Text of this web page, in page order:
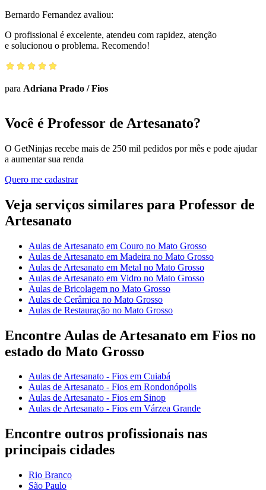
Bernardo Fernandez avaliou:
O profissional é excelente, atendeu com rapidez, atenção
e solucionou o problema. Recomendo!
para Adriana Prado /Fios
Você é Professor de Artesanato?
O GetNinjas recebe mais de 250 mil pedidos por mês e pode ajudar
a aumentar sua renda
Quero me cadastrar
Veja serviços similares para Professor de
Artesanato
Aulas de Artesanato em Couro no Mato Grosso
Aulas de Artesanato em Madeira no Mato Grosso
Aulas de Artesanato em Metal no Mato Grosso
Aulas de Artesanato em Vidro no Mato Grosso
Aulas de Bricolagem no Mato Grosso
Aulas de Cerâmica no Mato Grosso
Aulas de Restauração no Mato Grosso
Encontre Aulas de Artesanato em Fios no
estado do Mato Grosso
Aulas de Artesanato - Fios em Cuiabá
Aulas de Artesanato - Fios em Rondonópolis
Aulas de Artesanato - Fios em Sinop
Aulas de Artesanato - Fios em Várzea Grande
Encontre outros profissionais nas
principais cidades
Rio Branco
São Paulo